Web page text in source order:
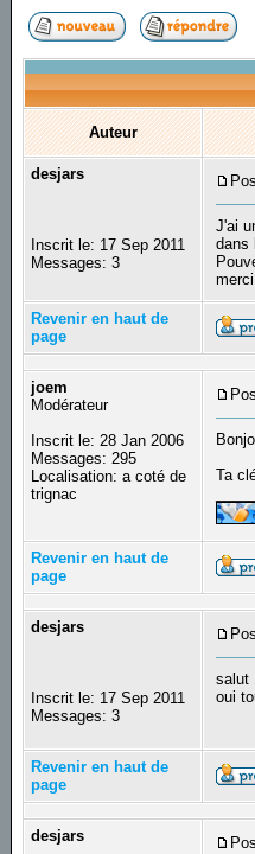
Auteur
desjars
Inscrit le: 17 Sep 2011
Messages: 3
J'ai
dans
Revenir en haut de
page
joem
Modérateur
Inscrit le: 28 Jan 2006
Messages: 295
Localisation: a coté de
trignac
Ta
Revenir en haut de
page
desjars
Inscrit le: 17 Sep 2011
Messages: 3
salut
oui
Revenir en haut de
page
desjars